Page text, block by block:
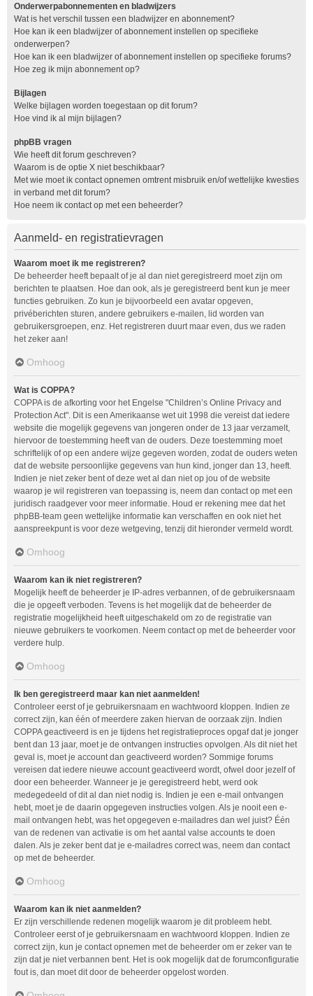
Onderwerpabonnementen en bladwijzers
Wat is het verschil tussen een bladwijzer en abonnement?
Hoe kan ik een bladwijzer of abonnement instellen op specifieke
onderwerpen?
Hoe kan ik een bladwijzer of abonnement instellen op specifieke forums?
Hoe zeg ik mijn abonnement op?
Bijlagen
Welke bijlagen worden toegestaan op dit forum?
Hoe vind ik al mijn bijlagen?
phpBB vragen
Wie heeft dit forum geschreven?
Waarom is de optie X niet beschikbaar?
Met wie moet ik contact opnemen omtrent misbruik en/of wettelijke kwesties
in verband met dit forum?
Hoe neem ik contact op met een beheerder?
Aanmeld- en registratievragen
Waarom moet ik me registreren?
De beheerder heeft bepaalt of je al dan niet geregistreerd moet zijn om
berichten te plaatsen. Hoe dan ook, als je geregistreerd bent kun je meer
functies gebruiken. Zo kun je bijvoorbeeld een avatar opgeven,
privéberichten sturen, andere gebruikers e-mailen, lid worden van
gebruikersgroepen, enz. Het registreren duurt maar even, dus we raden
het zeker aan!
Omhoog
Wat is COPPA?
COPPA is de afkorting voor het Engelse "Children’s Online Privacy and
Protection Act". Dit is een Amerikaanse wet uit 1998 die vereist dat iedere
website die mogelijk gegevens van jongeren onder de 13 jaar verzamelt,
hiervoor de toestemming heeft van de ouders. Deze toestemming moet
schriftelijk of op een andere wijze gegeven worden, zodat de ouders weten
dat de website persoonlijke gegevens van hun kind, jonger dan 13, heeft.
Indien je niet zeker bent of deze wet al dan niet op jou of de website
waarop je wil registreren van toepassing is, neem dan contact op met een
juridisch raadgever voor meer informatie. Houd er rekening mee dat het
phpBB-team geen wettelijke informatie kan verschaffen en ook niet het
aanspreekpunt is voor deze wetgeving, tenzij dit hieronder vermeld wordt.
Omhoog
Waarom kan ik niet registreren?
Mogelijk heeft de beheerder je IP-adres verbannen, of de gebruikersnaam
die je opgeeft verboden. Tevens is het mogelijk dat de beheerder de
registratie mogelijkheid heeft uitgeschakeld om zo de registratie van
nieuwe gebruikers te voorkomen. Neem contact op met de beheerder voor
verdere hulp.
Omhoog
Ik ben geregistreerd maar kan niet aanmelden!
Controleer eerst of je gebruikersnaam en wachtwoord kloppen. Indien ze
correct zijn, kan één of meerdere zaken hiervan de oorzaak zijn. Indien
COPPA geactiveerd is en je tijdens het registratieproces opgaf dat je jonger
bent dan 13 jaar, moet je de ontvangen instructies opvolgen. Als dit niet het
geval is, moet je account dan geactiveerd worden? Sommige forums
vereisen dat iedere nieuwe account geactiveerd wordt, ofwel door jezelf of
door een beheerder. Wanneer je je geregistreerd hebt, werd ook
medegedeeld of dit al dan niet nodig is. Indien je een e-mail ontvangen
hebt, moet je de daarin opgegeven instructies volgen. Als je nooit een e-
mail ontvangen hebt, was het opgegeven e-mailadres dan wel juist? Één
van de redenen van activatie is om het aantal valse accounts te doen
dalen. Als je zeker bent dat je e-mailadres correct was, neem dan contact
op met de beheerder.
Omhoog
Waarom kan ik niet aanmelden?
Er zijn verschillende redenen mogelijk waarom je dit probleem hebt.
Controleer eerst of je gebruikersnaam en wachtwoord kloppen. Indien ze
correct zijn, kun je contact opnemen met de beheerder om er zeker van te
zijn dat je niet verbannen bent. Het is ook mogelijk dat de forumconfiguratie
fout is, dan moet dit door de beheerder opgelost worden.